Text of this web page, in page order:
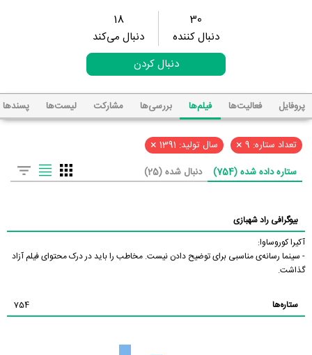
30
دنبال کننده
18
دنبال می‌کند
دنبال کردن
پروفایل فعالیت‌ها فیلم‌ها بررسی‌ها مشارکت لیست‌ها پسند‌ها
تعداد ستاره: 9 × سال تولید: 1391 ×
ستاره داده شده (754) دنبال شده (25)
بیوگرافی راد شهبازی
آکیرا کوروساوا:
- سینما رسانه‌ی مناسبی برای توضیح دادن نیست. مخاطب را باید در درک محتوای فیلم آزاد
گذاشت.
ستاره‌ها 754